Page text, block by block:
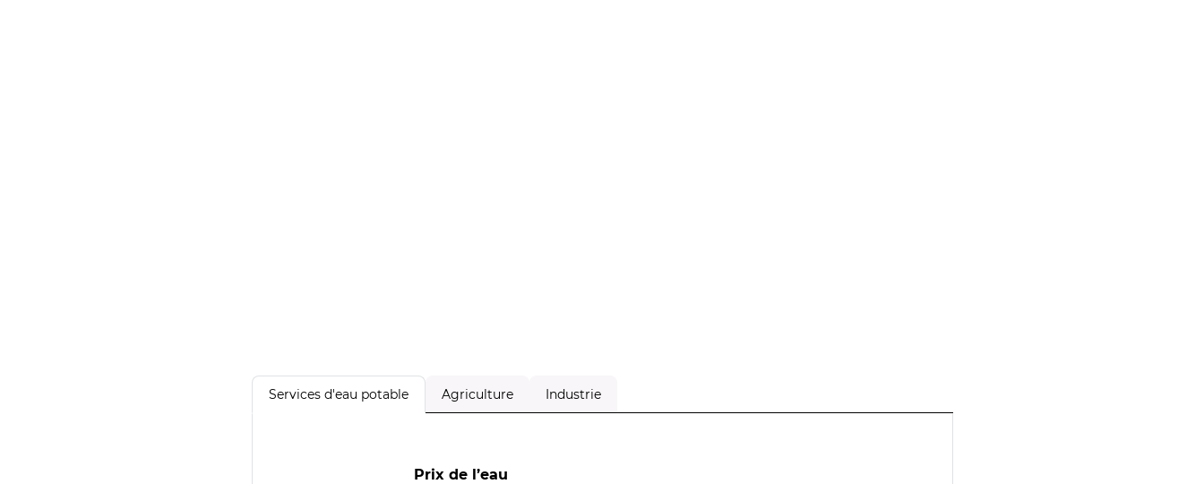
Services d'eau potable Agriculture Industrie
Prix de l’eau